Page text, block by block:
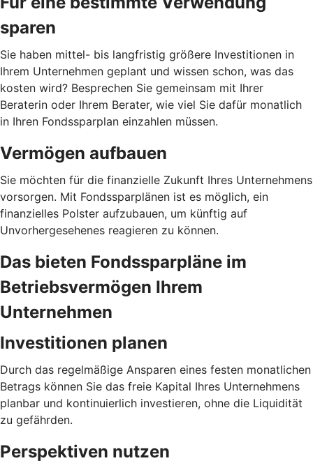
sparen
Sie haben mittel- bis langfristig größere Investitionen in
Ihrem Unternehmen geplant und wissen schon, was das
kosten wird? Besprechen Sie gemeinsam mit Ihrer
Beraterin oder Ihrem Berater, wie viel Sie dafür monatlich
in Ihren Fondssparplan einzahlen müssen.
Vermögen aufbauen
Sie möchten für die finanzielle Zukunft Ihres Unternehmens
vorsorgen. Mit Fondssparplänen ist es möglich, ein
finanzielles Polster aufzubauen, um künftig auf
Unvorhergesehenes reagieren zu können.
Das bieten Fondssparpläne im
Betriebsvermögen Ihrem
Unternehmen
Investitionen planen
Durch das regelmäßige Ansparen eines festen monatlichen
Betrags können Sie das freie Kapital Ihres Unternehmens
planbar und kontinuierlich investieren, ohne die Liquidität
zu gefährden.
Perspektiven nutzen